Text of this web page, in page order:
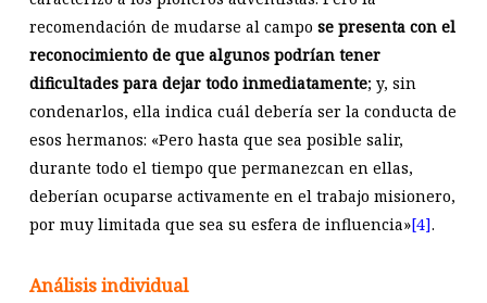
recomendación de mudarse al campo se presenta con el
reconocimiento de que algunos podrían tener
dificultades para dejar todo inmediatamente; y, sin
condenarlos, ella indica cuál debería ser la conducta de
esos hermanos: «Pero hasta que sea posible salir,
durante todo el tiempo que permanezcan en ellas,
deberían ocuparse activamente en el trabajo misionero,
por muy limitada que sea su esfera de influencia»[4].
Análisis individual